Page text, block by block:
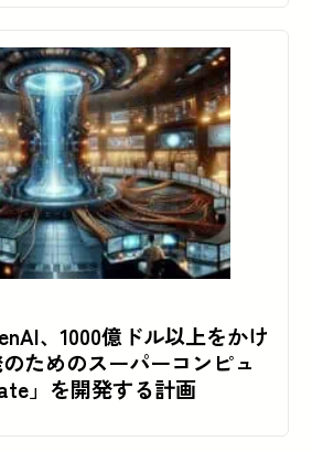
、1000億ドル以上をかけ
ためのスーパーコンピュ
」を開発する計画